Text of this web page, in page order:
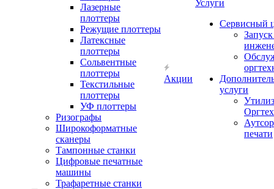
Лазерные
плоттеры
Режущие плоттеры
Латексные
плоттеры
Сольвентные
плоттеры
Текстильные
плоттеры
УФ плоттеры
Ризографы
Широкоформатные
сканеры
Тампонные станки
Цифровые печатные
машины
Трафаретные станки
Акции
Услуги
Сервисный
услуги
печати